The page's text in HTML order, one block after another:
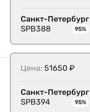
Санкт-Петербург
SPB388
95%
Цена: 51650 ₽
Санкт-Петербург
SPB394
95%